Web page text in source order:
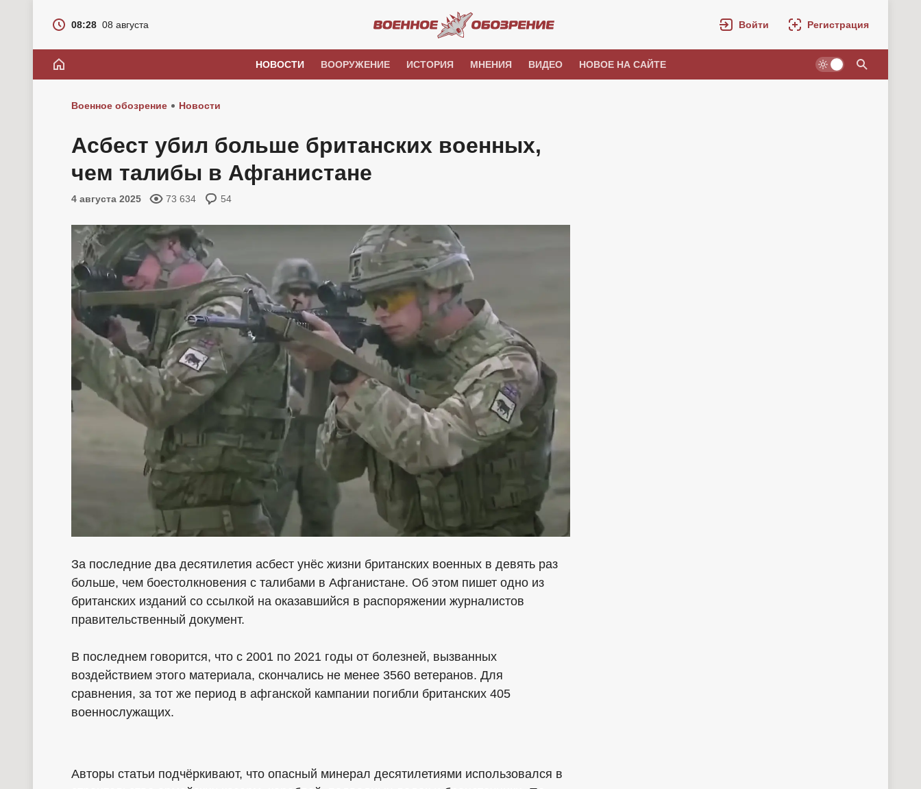
08:28 08 августа Войти Регистрация
НОВОСТИ ВООРУЖЕНИЕ ИСТОРИЯ МНЕНИЯ ВИДЕО НОВОЕ НА САЙТЕ
Военное обозрение Новости
Асбест убил больше британских военных,
чем талибы в Афганистане
4 августа 2025 73 634 54
За последние два десятилетия асбест унёс жизни британских военных в девять раз
больше, чем боестолкновения с талибами в Афганистане. Об этом пишет одно из
британских изданий со ссылкой на оказавшийся в распоряжении журналистов
правительственный документ.
В последнем говорится, что с 2001 по 2021 годы от болезней, вызванных
воздействием этого материала, скончались не менее 3560 ветеранов. Для
сравнения, за тот же период в афганской кампании погибли британских 405
военнослужащих.
Авторы статьи подчёркивают, что опасный минерал десятилетиями использовался в